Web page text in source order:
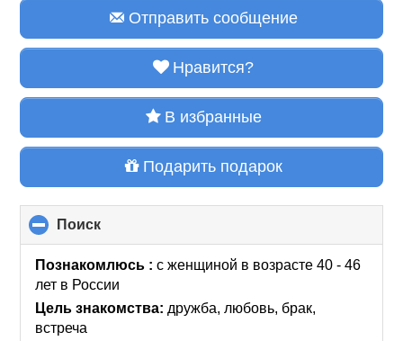
Отправить сообщение
Нравится?
В избранные
Подарить подарок
Поиск
to
collapse
contents
Познакомлюсь :с женщиной в возрасте 40 - 46
лет в России
Цель знакомства: дружба, любовь, брак,
встреча